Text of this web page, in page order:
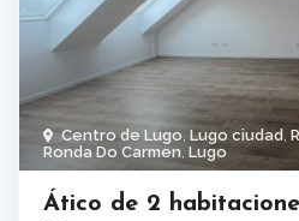
Centro de Lugo Lugo ciudad
Ronda Do Carmen Lugo
Ático de 2